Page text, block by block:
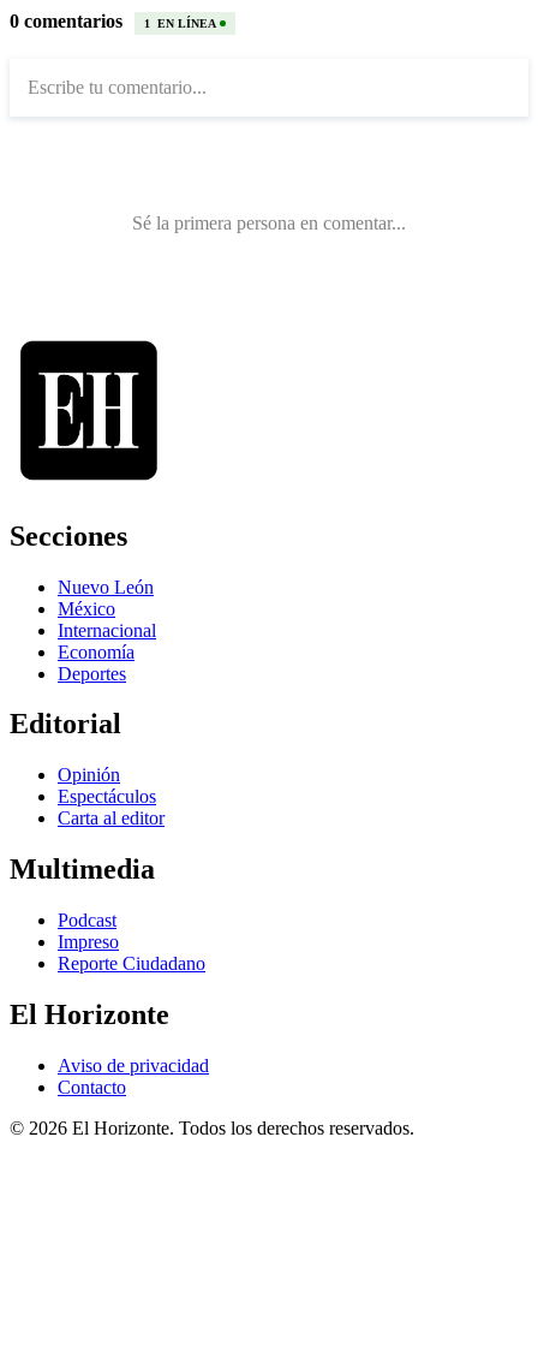
Secciones
Nuevo León
México
Internacional
Economía
Deportes
Editorial
Opinión
Espectáculos
Carta al editor
Multimedia
Podcast
Impreso
Reporte Ciudadano
El Horizonte
Aviso de privacidad
Contacto
© 2026 El Horizonte. Todos los derechos reservados.